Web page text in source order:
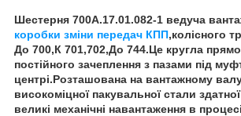
Шестерня 700А.17.01.082-1 ведуча
коробки зміни передач КПП,колісного
До 700,К 701,702,До 744.Це кругла
постійного зачеплення з пазами під
центрі.Розташована на вантажному
високоміцної пакувальної стали
великі механічні навантаження в